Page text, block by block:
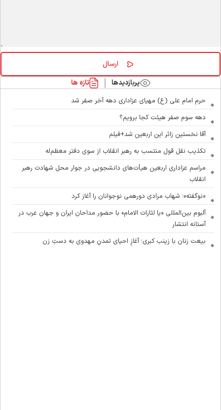
پربازدیدها تازه ها
حرم امام علی (ع) مهیای عزاداری دهه آخر صفر شد
دهه سوم صفر هیئت کجا برویم؟
آقا نخستین زائر این اربعین شد+فیلم
تکذیب نقل قول منتسب به رهبر انقلاب از سوی دفتر معظم‌له
مراسم عزاداری اربعین هیأت‌های دانشجویی در جوار محل شهادت رهبر
انقلاب
«نوگفته»؛ شهاب مرادی دورهمی نوجوانان را آغاز کرد
آلبوم بین‌المللی «یا لثارات الامام» با حضور مداحان ایران و جهان عرب در
آستانه انتشار
بیعت زنان با زینب کبری؛ آغازِ احیای تمدنِ مهدوی به دستِ زن